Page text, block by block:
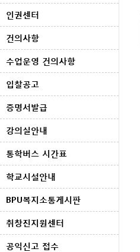
인권센터
건의사항
수업운영 건의사항
입찰공고
증명서발급
강의실안내
통학버스 시간표
학교시설안내
BPU복지소통게시판
취창진지원센터
공익신고 접수